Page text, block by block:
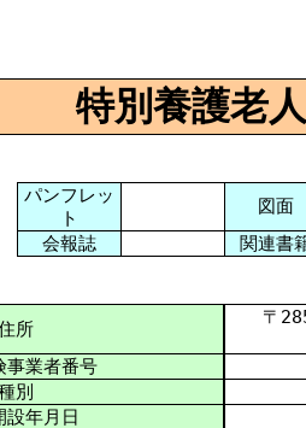
特別養護老
パンフレッ
ト
図面
会報誌
関連書
所
〒
事業者番号
別
設年月日